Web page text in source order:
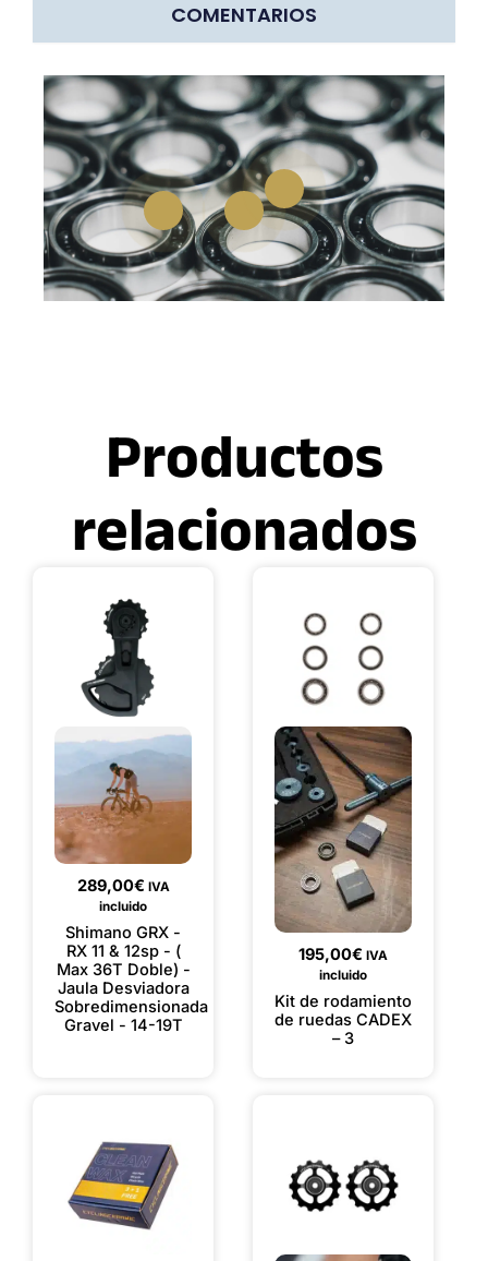
COMENTARIOS
Productos
relacionados
289,00€ IVA
incluido
Shimano GRX -
RX 11 & 12sp - (
Max 36T Doble) -
Jaula Desviadora
Sobredimensionada
Gravel - 14-19T
195,00€ IVA
incluido
Kit de rodamiento
de ruedas CADEX
– 3